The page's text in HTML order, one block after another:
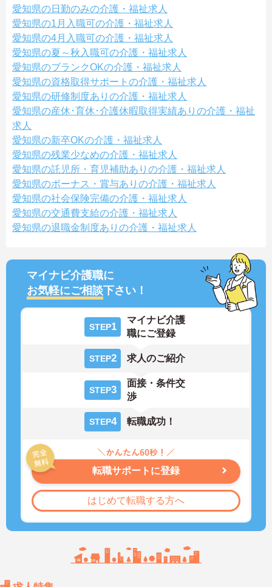
愛知県の日勤のみの介護・福祉求人
愛知県の1月入職可の介護・福祉求人
愛知県の4月入職可の介護・福祉求人
愛知県の夏～秋入職可の介護・福祉求人
愛知県のブランクOKの介護・福祉求人
愛知県の資格取得サポートの介護・福祉求人
愛知県の研修制度ありの介護・福祉求人
愛知県の産休･育休･介護休暇取得実績ありの介護・福祉
求人
愛知県の新卒OKの介護・福祉求人
愛知県の残業少なめの介護・福祉求人
愛知県の託児所・育児補助ありの介護・福祉求人
愛知県のボーナス・賞与ありの介護・福祉求人
愛知県の社会保険完備の介護・福祉求人
愛知県の交通費支給の介護・福祉求人
愛知県の退職金制度ありの介護・福祉求人
マイナビ介護職に
お気軽にご相談下さい！
STEP1
マイナビ介護
職にご登録
STEP2 求人のご紹介
STEP3
面接・条件交
渉
STEP4 転職成功！
転職サポートに登録
はじめて転職する方へ